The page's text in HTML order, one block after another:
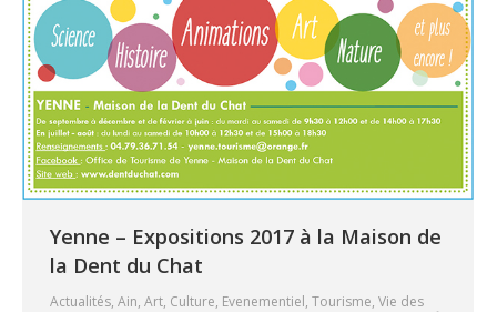
Yenne – Expositions 2017 à la Maison de
la Dent du Chat
Actualités, Ain, Art, Culture, Evenementiel, Tourisme, Vie des